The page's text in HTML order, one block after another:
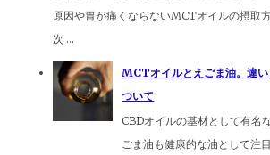
原因や胃が痛くならないMCTオイルの摂取
次 ...
MCTオイルとえごま油。違い
ついて
CBDオイルの基材として有名
ごま油も健康的な油として注